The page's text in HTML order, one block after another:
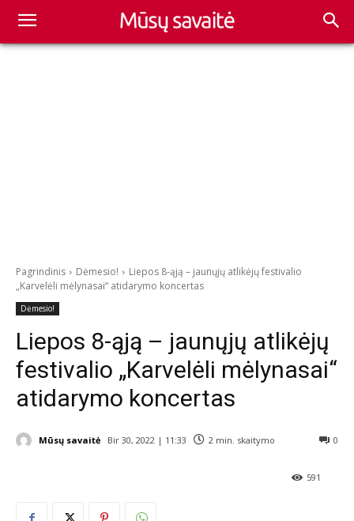
Pagrindinis Dėmesio!
Liepos 8-ąją – jaunųjų atlikėjų festivalio
„Karvelėli mėlynasai“ atidarymo koncertas
Dėmesio!
Liepos 8-ąją – jaunųjų atlikėjų
festivalio „Karvelėli mėlynasai“
atidarymo koncertas
Mūsų savaitė Bir 30, 2022 | 11:33 2 min. skaitymo 0
591